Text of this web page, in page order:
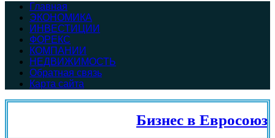
Главная
ЭКОНОМИКА
ИНВЕСТИЦИИ
ФОРЕКС
КОМПАНИИ
НЕДВИЖИМОСТЬ
Обратная связь
Карта сайта
Бизнес в